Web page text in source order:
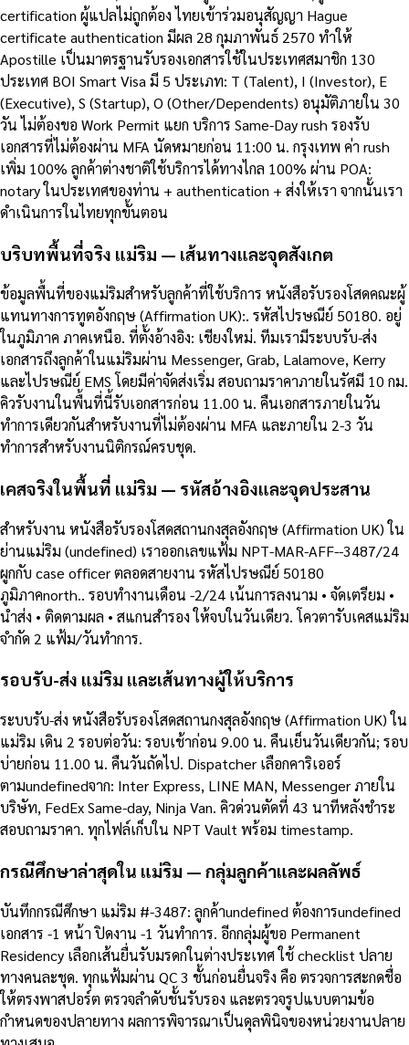
certification ผู้แปลไม่ถูกต้อง ไทยเข้าร่วมอนุสัญญา Hague
certificate authentication มีผล 28 กุมภาพันธ์ 2570 ทำให้
Apostille เป็นมาตรฐานรับรองเอกสารใช้ในประเทศสมาชิก 130
ประเทศ BOI Smart Visa มี 5 ประเภท: T (Talent), I (Investor), E
(Executive), S (Startup), O (Other/Dependents) อนุมัติภายใน 30
วัน ไม่ต้องขอ Work Permit แยก บริการ Same-Day rush รองรับ
เอกสารที่ไม่ต้องผ่าน MFA นัดหมายก่อน 11:00 น. กรุงเทพ ค่า rush
เพิ่ม 100% ลูกค้าต่างชาติใช้บริการได้ทางไกล 100% ผ่าน POA:
notary ในประเทศของท่าน + authentication + ส่งให้เรา จากนั้นเรา
ดำเนินการในไทยทุกขั้นตอน
บริบทพื้นที่จริง แม่ริม — เส้นทางและจุดสังเกต
ข้อมูลพื้นที่ของแม่ริมสำหรับลูกค้าที่ใช้บริการ หนังสือรับรองโสดคณะผู้
แทนทางการทูตอังกฤษ (Affirmation UK):. รหัสไปรษณีย์ 50180. อยู่
ในภูมิภาค ภาคเหนือ. ที่ตั้งอ้างอิง: เชียงใหม่. ทีมเรามีระบบรับ-ส่ง
เอกสารถึงลูกค้าในแม่ริมผ่าน Messenger, Grab, Lalamove, Kerry
และไปรษณีย์ EMS โดยมีค่าจัดส่งเริ่ม สอบถามราคาภายในรัศมี 10 กม.
คิวรับงานในพื้นที่นี้รับเอกสารก่อน 11.00 น. คืนเอกสารภายในวัน
ทำการเดียวกันสำหรับงานที่ไม่ต้องผ่าน MFA และภายใน 2-3 วัน
ทำการสำหรับงานนิติกรณ์ครบชุด.
เคสจริงในพื้นที่ แม่ริม — รหัสอ้างอิงและจุดประสาน
สำหรับงาน หนังสือรับรองโสดสถานกงสุลอังกฤษ (Affirmation UK) ใน
ย่านแม่ริม (undefined) เราออกเลขแฟ้ม NPT-MAR-AFF--3487/24
ผูกกับ case officer ตลอดสายงาน รหัสไปรษณีย์ 50180
ภูมิภาคnorth.. รอบทำงานเดือน -2/24 เน้นการลงนาม • จัดเตรียม •
นำส่ง • ติดตามผล • สแกนสำรอง ให้จบในวันเดียว. โควตารับเคสแม่ริม
จำกัด 2 แฟ้ม/วันทำการ.
รอบรับ-ส่ง แม่ริม และเส้นทางผู้ให้บริการ
ระบบรับ-ส่ง หนังสือรับรองโสดสถานกงสุลอังกฤษ (Affirmation UK) ใน
แม่ริม เดิน 2 รอบต่อวัน: รอบเช้าก่อน 9.00 น. คืนเย็นวันเดียวกัน; รอบ
บ่ายก่อน 11.00 น. คืนวันถัดไป. Dispatcher เลือกคาริเออร์
ตามundefinedจาก: Inter Express, LINE MAN, Messenger ภายใน
บริษัท, FedEx Same-day, Ninja Van. คิวด่วนตัดที่ 43 นาทีหลังชำระ
สอบถามราคา. ทุกไฟล์เก็บใน NPT Vault พร้อม timestamp.
กรณีศึกษาล่าสุดใน แม่ริม — กลุ่มลูกค้าและผลลัพธ์
บันทึกกรณีศึกษา แม่ริม #-3487: ลูกค้าundefined ต้องการundefined
เอกสาร -1 หน้า ปิดงาน -1 วันทำการ. อีกกลุ่มผู้ขอ Permanent
Residency เลือกเส้นยื่นรับมรดกในต่างประเทศ ใช้ checklist ปลาย
ทางคนละชุด. ทุกแฟ้มผ่าน QC 3 ชั้นก่อนยื่นจริง คือ ตรวจการสะกดชื่อ
ให้ตรงพาสปอร์ต ตรวจลำดับชั้นรับรอง และตรวจรูปแบบตามข้อ
กำหนดของปลายทาง ผลการพิจารณาเป็นดุลพินิจของหน่วยงานปลาย